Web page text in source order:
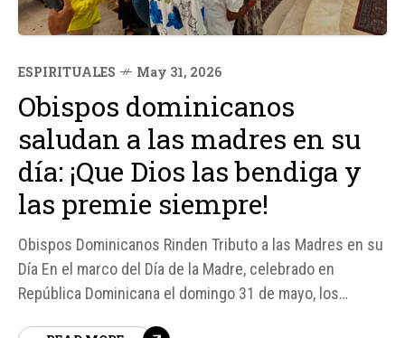
ESPIRITUALES May 31, 2026
Obispos dominicanos
saludan a las madres en su
día: ¡Que Dios las bendiga y
las premie siempre!
Obispos Dominicanos Rinden Tributo a las Madres en su
Día En el marco del Día de la Madre, celebrado en
República Dominicana el domingo 31 de mayo, los